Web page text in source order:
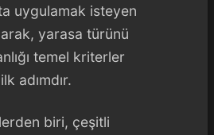
uygulamak isteyen
yarasa türünü
temel kriterler
adımdır.
biri, çeşitli